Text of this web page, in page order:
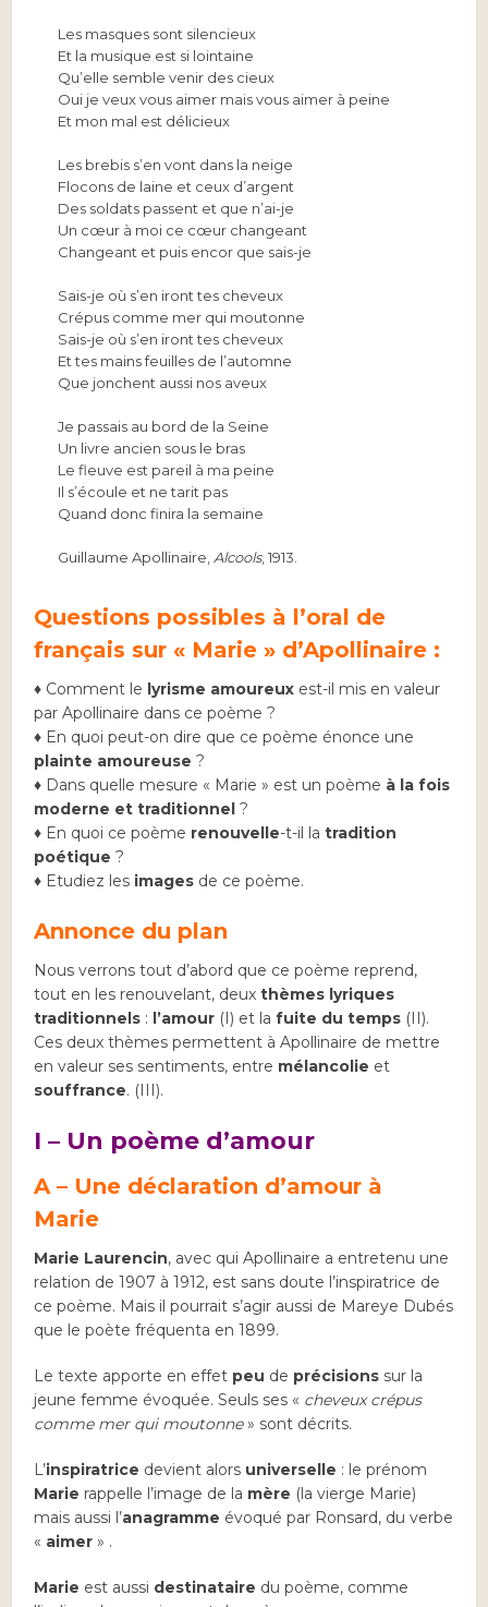
Les masques sont silencieux
Et la musique est si lointaine
Qu’elle semble venir des cieux
Oui je veux vous aimer mais vous aimer à peine
Et mon mal est délicieux
Les brebis s’en vont dans la neige
Flocons de laine et ceux d’argent
Des soldats passent et que n’ai-je
Un cœur à moi ce cœur changeant
Changeant et puis encor que sais-je
Sais-je où s’en iront tes cheveux
Crépus comme mer qui moutonne
Sais-je où s’en iront tes cheveux
Et tes mains feuilles de l’automne
Que jonchent aussi nos aveux
Je passais au bord de la Seine
Un livre ancien sous le bras
Le fleuve est pareil à ma peine
Il s’écoule et ne tarit pas
Quand donc finira la semaine
Guillaume Apollinaire, Alcools, 1913.
Questions possibles à l’oral de
français sur « Marie » d’Apollinaire :
♦ Comment le lyrisme amoureux est-il mis en valeur
par Apollinaire dans ce poème ?
♦ En quoi peut-on dire que ce poème énonce une
plainte amoureuse ?
♦ Dans quelle mesure « Marie » est un poème à la fois
moderne et traditionnel ?
♦ En quoi ce poème renouvelle-t-il latradition
poétique ?
♦ Etudiez les images de ce poème.
Annonce du plan
Nous verrons tout d’abord que ce poème reprend,
tout en les renouvelant, deuxthèmes lyriques
traditionnels : l’amour (I) et lafuite du temps (II).
Ces deux thèmes permettent à Apollinaire de mettre
en valeur ses sentiments, entre mélancolie et
souffrance. (III).
I – Un poème d’amour
A – Une déclaration d’amour à
Marie
Marie Laurencin, avec qui Apollinaire a entretenu une
relation de 1907 à 1912, est sans doute l’inspiratrice de
ce poème. Mais il pourrait s’agir aussi de Mareye Dubés
que le poète fréquenta en 1899.
Le texte apporte en effet peu de précisions sur la
jeune femme évoquée. Seuls ses « cheveux crépus
comme mer qui moutonne» sont décrits.
L’inspiratrice devient alors universelle : le prénom
Marie rappelle l’image de la mère (la vierge Marie)
mais aussi l’anagramme évoqué par Ronsard, du verbe
« aimer » .
Marie est aussi destinataire du poème, comme